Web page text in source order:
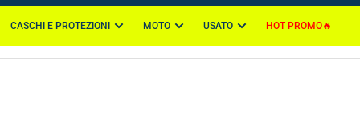
n
u
CASCHI E PROTEZIONI MOTO USATO HOT PROMO